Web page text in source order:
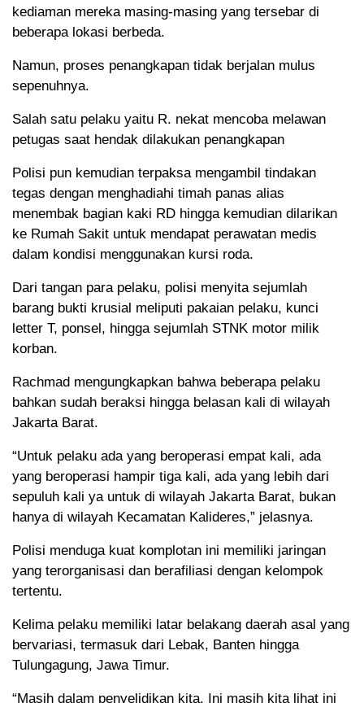
kediaman mereka masing-masing yang tersebar di
beberapa lokasi berbeda.
Namun, proses penangkapan tidak berjalan mulus
sepenuhnya.
Salah satu pelaku yaitu R. nekat mencoba melawan
petugas saat hendak dilakukan penangkapan
Polisi pun kemudian terpaksa mengambil tindakan
tegas dengan menghadiahi timah panas alias
menembak bagian kaki RD hingga kemudian dilarikan
ke Rumah Sakit untuk mendapat perawatan medis
dalam kondisi menggunakan kursi roda.
Dari tangan para pelaku, polisi menyita sejumlah
barang bukti krusial meliputi pakaian pelaku, kunci
letter T, ponsel, hingga sejumlah STNK motor milik
korban.
Rachmad mengungkapkan bahwa beberapa pelaku
bahkan sudah beraksi hingga belasan kali di wilayah
Jakarta Barat.
“Untuk pelaku ada yang beroperasi empat kali, ada
yang beroperasi hampir tiga kali, ada yang lebih dari
sepuluh kali ya untuk di wilayah Jakarta Barat, bukan
hanya di wilayah Kecamatan Kalideres,” jelasnya.
Polisi menduga kuat komplotan ini memiliki jaringan
yang terorganisasi dan berafiliasi dengan kelompok
tertentu.
Kelima pelaku memiliki latar belakang daerah asal yang
bervariasi, termasuk dari Lebak, Banten hingga
Tulungagung, Jawa Timur.
“Masih dalam penyelidikan kita. Ini masih kita lihat ini